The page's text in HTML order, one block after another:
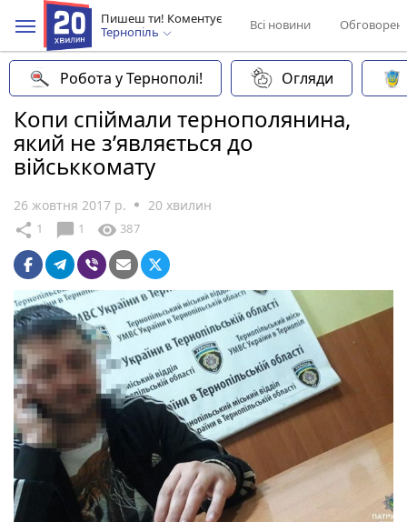
Пишеш ти! Коментує
Тернопіль
Всі новини
Робота у Тернополі! Огляди
Копи спіймали тернополянина,
який не з’являється до
військкомату
26 жовтня 2017 р. 20 хвилин
share 1 chat_bubble 1 visibility 387